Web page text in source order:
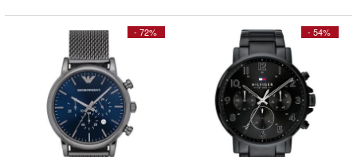
- 72% - 54%